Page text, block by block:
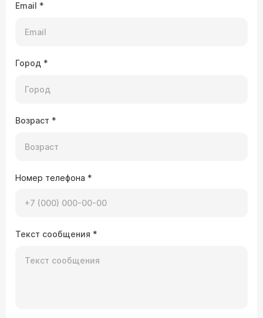
Email *
Город *
Возраст *
Номер телефона *
Текст сообщения *